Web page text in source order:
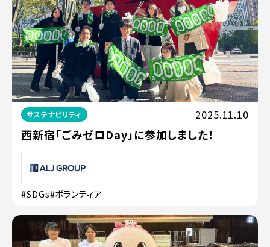
サステナビリティ 2025.11.10
西新宿「ごみゼロDay」に参加しました！
#SDGs#ボランティア